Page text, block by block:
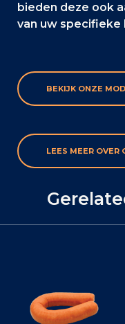
bieden deze ook
van uw specifieke
BEKIJK ONZE
LEES MEER OVER